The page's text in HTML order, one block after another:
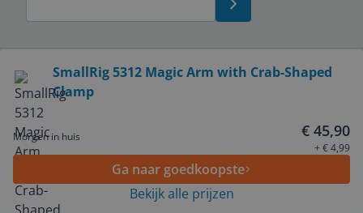
SmallRig 5312 Magic Arm with Crab-Shaped
Clamp
Morgen in huis € 45,90
+ € 4,99
Ga naar goedkoopste
Bekijk alle prijzen
Service
Algemeen
Zakelijk